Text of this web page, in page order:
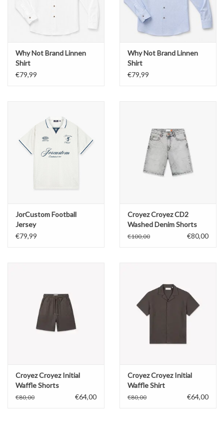
Why Not Brand Linnen
Shirt
€79,99
Why Not Brand Linnen
Shirt
€79,99
JorCustom Football
Jersey
€79,99
Croyez Croyez CD2
Washed Denim Shorts
€100,00 €80,00
Croyez Croyez Initial
Waffle Shorts
€80,00 €64,00
Croyez Croyez Initial
Waffle Shirt
€80,00 €64,00